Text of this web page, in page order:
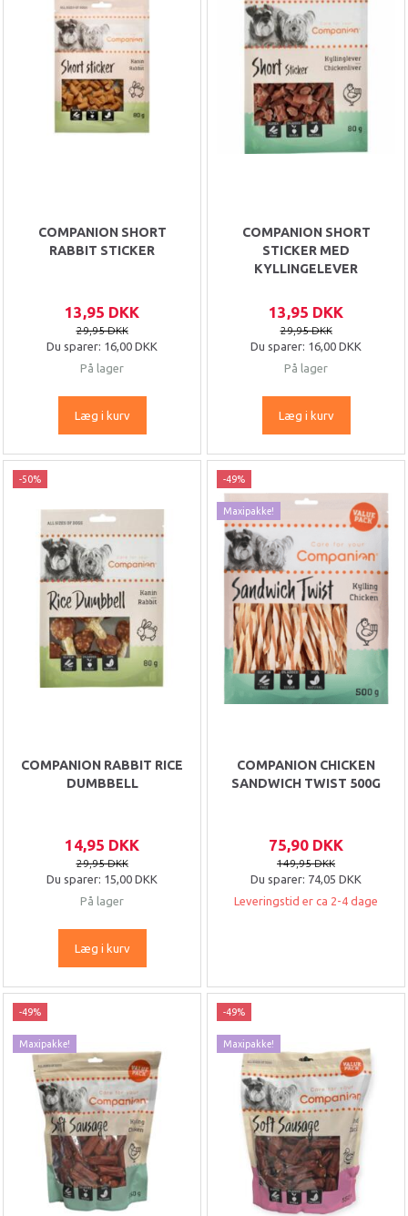
COMPANION SHORT
RABBIT STICKER
13,95 DKK
29,95 DKK
Du sparer: 16,00 DKK
På lager
Læg i kurv
COMPANION SHORT
STICKER MED
KYLLINGELEVER
13,95 DKK
29,95 DKK
Du sparer: 16,00 DKK
På lager
Læg i kurv
-50%
COMPANION RABBIT RICE
DUMBBELL
14,95 DKK
29,95 DKK
Du sparer: 15,00 DKK
På lager
Læg i kurv
-49%
Maxipakke!
COMPANION CHICKEN
SANDWICH TWIST 500G
75,90 DKK
149,95 DKK
Du sparer: 74,05 DKK
Leveringstid er ca 2-4 dage
-49%
Maxipakke!
-49%
Maxipakke!